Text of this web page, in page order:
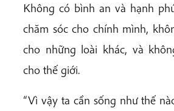
Không có bình an và hạnh
chăm sóc cho chính mình,
cho những loài khác, và
cho thế giới.
“Vì vậy ta cần sống như thế